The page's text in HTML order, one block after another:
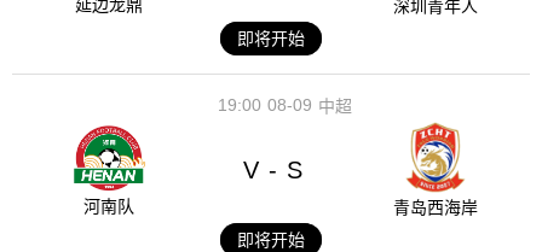
延边龙鼎
深圳青年人
即将开始
08-09
19:00 中超
河南队
V - S
青岛西海岸
即将开始